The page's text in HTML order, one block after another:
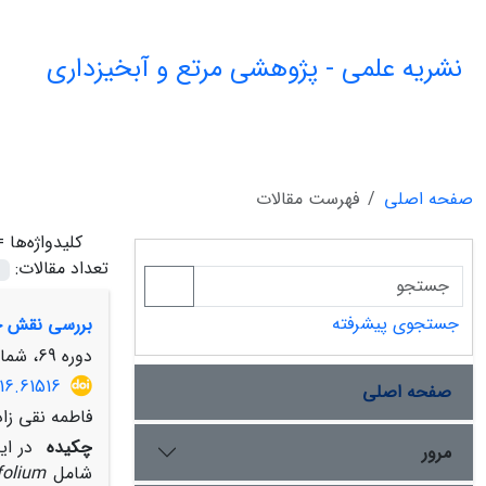
نشریه علمی - پژوهشی مرتع و آبخیزداری
صفحه اصلی
فهرست مقالات
تعداد مقالات:
بررسی نقش
دوره 69، شماره 3، پاییز 1395، صفحه
فاطمه نقی
چکیده در
شامل
جستجوی پیشرفته
صفحه اصلی
مرور